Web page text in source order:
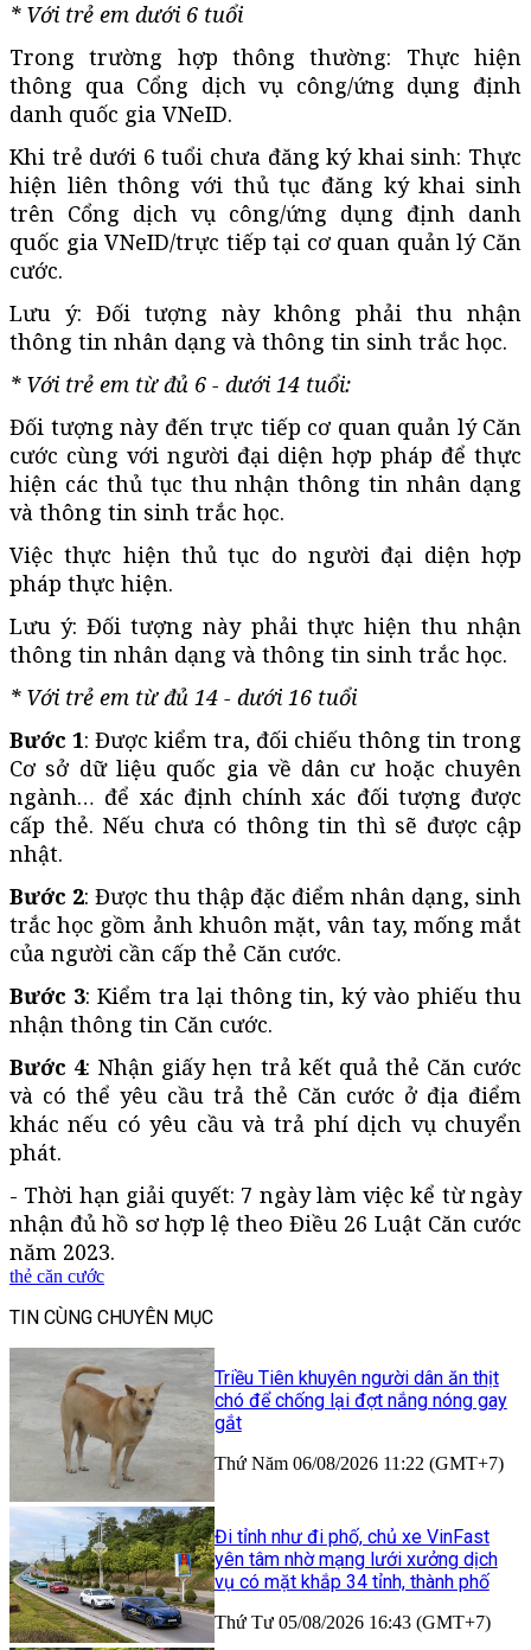
* Với trẻ em dưới 6 tuổi
Trong trường hợp thông thường: Thực hiện
thông qua Cổng dịch vụ công/ứng dụng định
danh quốc gia VNeID.
Khi trẻ dưới 6 tuổi chưa đăng ký khai sinh: Thực
hiện liên thông với thủ tục đăng ký khai sinh
trên Cổng dịch vụ công/ứng dụng định danh
quốc gia VNeID/trực tiếp tại cơ quan quản lý Căn
cước.
Lưu ý: Đối tượng này không phải thu nhận
thông tin nhân dạng và thông tin sinh trắc học.
* Với trẻ em từ đủ 6 - dưới 14 tuổi:
Đối tượng này đến trực tiếp cơ quan quản lý Căn
cước cùng với người đại diện hợp pháp để thực
hiện các thủ tục thu nhận thông tin nhân dạng
và thông tin sinh trắc học.
Việc thực hiện thủ tục do người đại diện hợp
pháp thực hiện.
Lưu ý: Đối tượng này phải thực hiện thu nhận
thông tin nhân dạng và thông tin sinh trắc học.
* Với trẻ em từ đủ 14 - dưới 16 tuổi
Bước 1: Được kiểm tra, đối chiếu thông tin trong
Cơ sở dữ liệu quốc gia về dân cư hoặc chuyên
ngành… để xác định chính xác đối tượng được
cấp thẻ. Nếu chưa có thông tin thì sẽ được cập
nhật.
Bước 2: Được thu thập đặc điểm nhân dạng, sinh
trắc học gồm ảnh khuôn mặt, vân tay, mống mắt
của người cần cấp thẻ Căn cước.
Bước 3: Kiểm tra lại thông tin, ký vào phiếu thu
nhận thông tin Căn cước.
Bước 4: Nhận giấy hẹn trả kết quả thẻ Căn cước
và có thể yêu cầu trả thẻ Căn cước ở địa điểm
khác nếu có yêu cầu và trả phí dịch vụ chuyển
phát.
- Thời hạn giải quyết: 7 ngày làm việc kể từ ngày
nhận đủ hồ sơ hợp lệ theo Điều 26 Luật Căn cước
năm 2023.
thẻ căn cước
TIN CÙNG CHUYÊN MỤC
Triều Tiên khuyên người dân ăn thịt
chó để chống lại đợt nắng nóng gay
gắt
Thứ Năm 06/08/2026 11:22 (GMT+7)
Đi tỉnh như đi phố, chủ xe VinFast
yên tâm nhờ mạng lưới xưởng dịch
vụ có mặt khắp 34 tỉnh, thành phố
Thứ Tư 05/08/2026 16:43 (GMT+7)